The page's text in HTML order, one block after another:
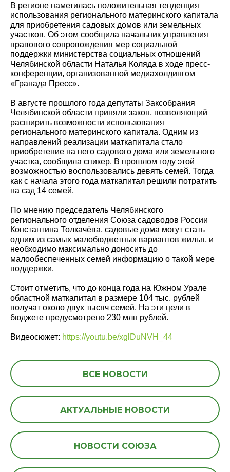
В регионе наметилась положительная тенденция
использования регионального материнского капитала
для приобретения садовых домов или земельных
участков. Об этом сообщила начальник управления
правового сопровождения мер социальной
поддержки министерства социальных отношений
Челябинской области Наталья Коляда в ходе пресс-
конференции, организованной медиахолдингом
«Гранада Пресс».
В августе прошлого года депутаты Заксобрания
Челябинской области приняли закон, позволяющий
расширить возможности использования
регионального материнского капитала. Одним из
направлений реализации маткапитала стало
приобретение на него садового дома или земельного
участка, сообщила спикер. В прошлом году этой
возможностью воспользовались девять семей. Тогда
как с начала этого года маткапитал решили потратить
на сад 14 семей.
По мнению председатель Челябинского
регионального отделения Союза садоводов России
Константина Толкачёва, садовые дома могут стать
одним из самых малобюджетных вариантов жилья, и
необходимо максимально доносить до
малообеспеченных семей информацию о такой мере
поддержки.
Стоит отметить, что до конца года на Южном Урале
областной маткапитал в размере 104 тыс. рублей
получат около двух тысяч семей. На эти цели в
бюджете предусмотрено 230 млн рублей.
Видеосюжет: https://youtu.be/xglDuNVH_44
ВСЕ НОВОСТИ
АКТУАЛЬНЫЕ НОВОСТИ
НОВОСТИ СОЮЗА